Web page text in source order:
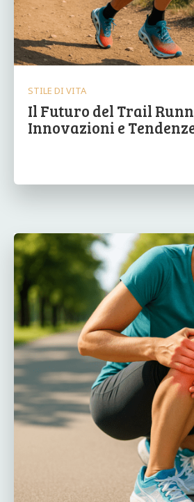
STILE DI VITA
Il Futuro del Trail
Innovazioni e